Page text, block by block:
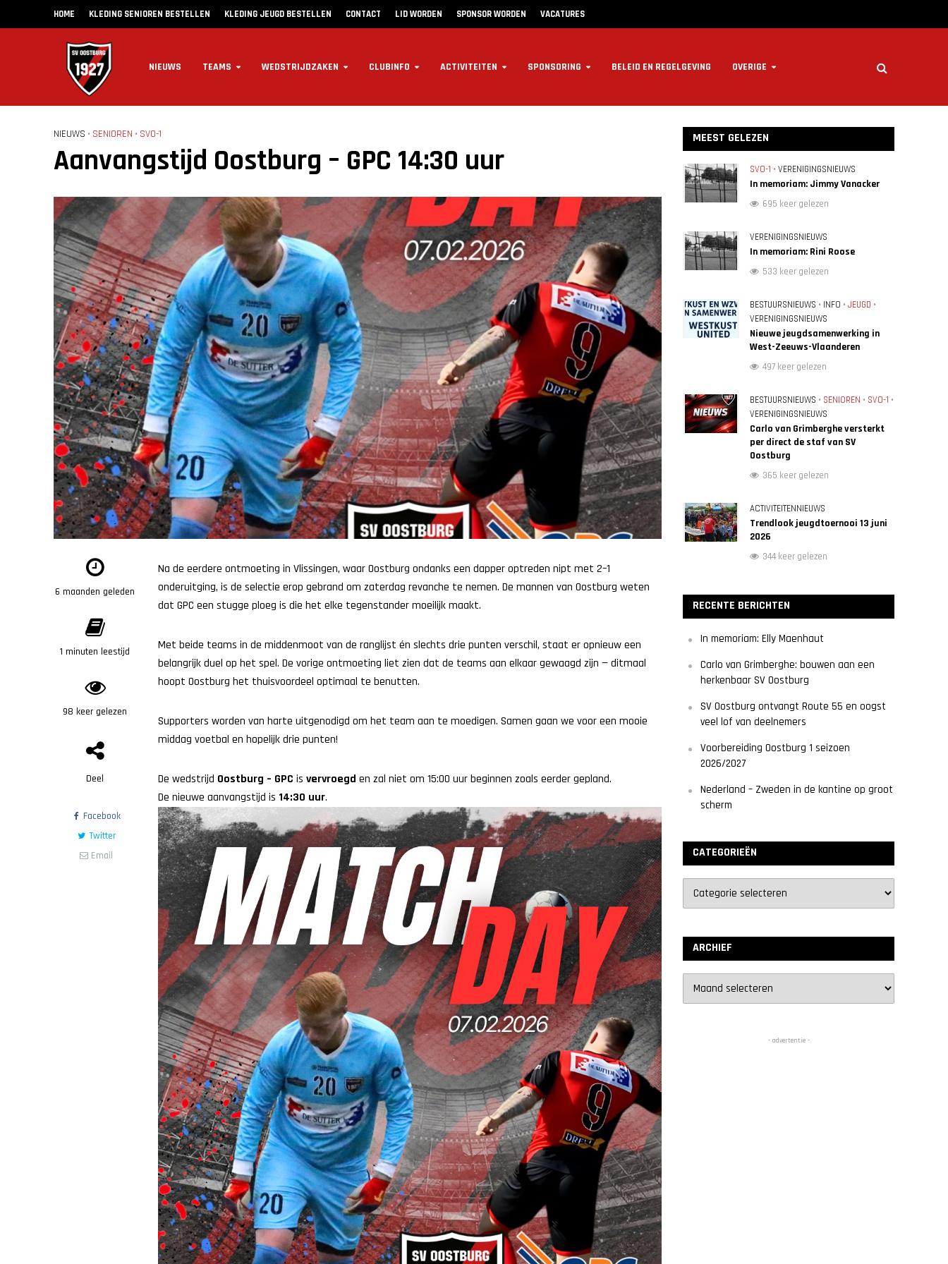
HOME KLEDING SENIOREN BESTELLEN KLEDING JEUGD BESTELLEN CONTACT LID WORDEN SPONSOR WORDEN VACATURES
NIEUWS TEAMS WEDSTRIJDZAKEN CLUBINFO ACTIVITEITEN SPONSORING BELEID EN REGELGEVING OVERIGE
NIEUWS • SENIOREN • SVO-1
Aanvangstijd Oostburg – GPC 14:30 uur
6 maanden geleden
1 minuten leestijd
98 keer gelezen
Deel
Facebook
Twitter
Email
Na de eerdere ontmoeting in Vlissingen, waar Oostburg ondanks een dapper optreden nipt met 2–1
onderuitging, is de selectie erop gebrand om zaterdag revanche te nemen. De mannen van Oostburg weten
dat GPC een stugge ploeg is die het elke tegenstander moeilijk maakt.
Met beide teams in de middenmoot van de ranglijst én slechts drie punten verschil, staat er opnieuw een
belangrijk duel op het spel. De vorige ontmoeting liet zien dat de teams aan elkaar gewaagd zijn — ditmaal
hoopt Oostburg het thuisvoordeel optimaal te benutten.
Supporters worden van harte uitgenodigd om het team aan te moedigen. Samen gaan we voor een mooie
middag voetbal en hopelijk drie punten!
De wedstrijd Oostburg – GPC isvervroegd en zal niet om 15:00 uur beginnen zoals eerder gepland.
De nieuwe aanvangstijd is 14:30 uur.
MEEST GELEZEN
SVO-1 • VERENIGINGSNIEUWS
In memoriam: Jimmy Vanacker
695 keer gelezen
VERENIGINGSNIEUWS
In memoriam: Rini Roose
533 keer gelezen
BESTUURSNIEUWS • INFO • JEUGD •
VERENIGINGSNIEUWS
Nieuwe jeugdsamenwerking in
West-Zeeuws-Vlaanderen
497 keer gelezen
BESTUURSNIEUWS • SENIOREN • SVO-1 •
VERENIGINGSNIEUWS
Carlo van Grimberghe versterkt
per direct de staf van SV
Oostburg
365 keer gelezen
ACTIVITEITENNIEUWS
Trendlook jeugdtoernooi 13 juni
2026
344 keer gelezen
RECENTE BERICHTEN
In memoriam: Elly Maenhaut
Carlo van Grimberghe: bouwen aan een
herkenbaar SV Oostburg
SV Oostburg ontvangt Route 55 en oogst
veel lof van deelnemers
Voorbereiding Oostburg 1 seizoen
2026/2027
Nederland – Zweden in de kantine op groot
scherm
CATEGORIEËN
ARCHIEF
- advertentie -